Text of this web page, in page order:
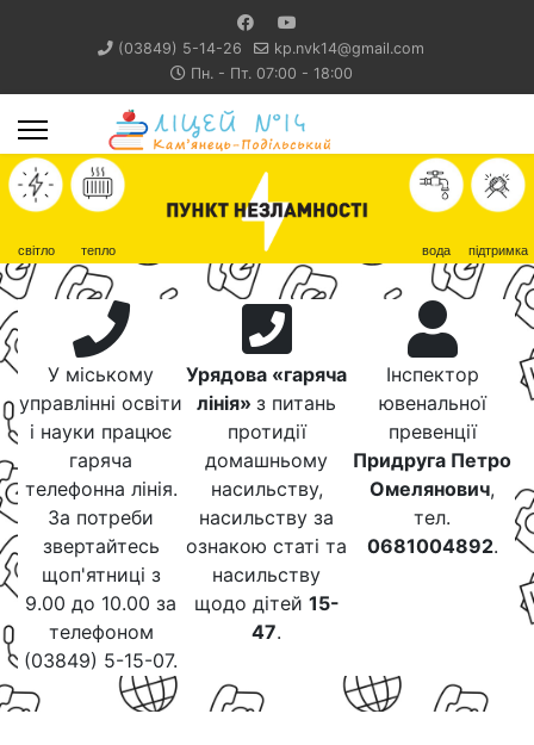
(03849) 5-14-26
kp.nvk14@gmail.com
Пн. - Пт. 07:00 - 18:00
світло тепло вода підтримка
У міському
управлінні освіти
і науки працює
гаряча
телефонна лінія.
За потреби
звертайтесь
щоп'ятниці з
9.00 до 10.00 за
телефоном
(03849) 5-15-07.
Урядова «гаряча
лінія» з питань
протидії
домашньому
насильству,
насильству за
ознакою статі та
насильству
щодо дітей 15-
47.
Інспектор
ювенальної
превенції
Придруга Петро
Омелянович,
тел.
0681004892.